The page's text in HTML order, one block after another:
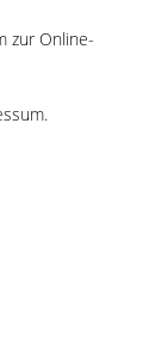
zur Online-